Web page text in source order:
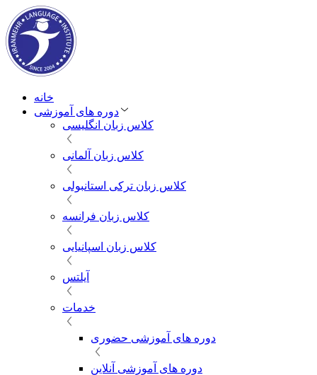
خانه
دوره های آموزشی
کلاس زبان انگلیسی
کلاس زبان آلمانی
کلاس زبان ترکی استانبولی
کلاس زبان فرانسه
کلاس زبان اسپانیایی
آیلتس
خدمات
دوره های آموزشی حضوری
دوره های آموزشی آنلاین